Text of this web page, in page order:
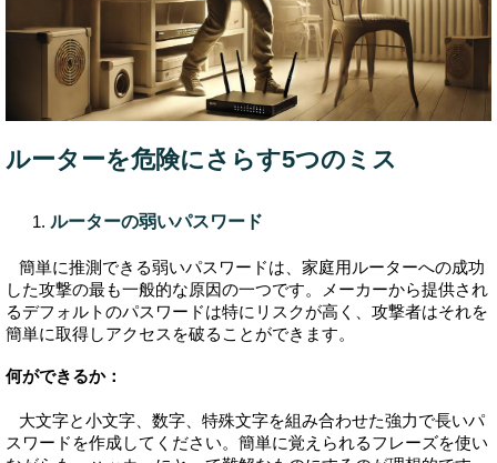
ルーターを危険にさらす5つのミス
ルーターの弱いパスワード
簡単に推測できる弱いパスワードは、家庭用ルーターへの成功
した攻撃の最も一般的な原因の一つです。メーカーから提供され
るデフォルトのパスワードは特にリスクが高く、攻撃者はそれを
簡単に取得しアクセスを破ることができます。
何ができるか：
大文字と小文字、数字、特殊文字を組み合わせた強力で長いパ
スワードを作成してください。簡単に覚えられるフレーズを使い